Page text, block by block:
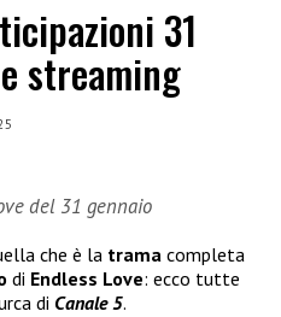
31
streaming
del 31 gennaio
che è la trama completa
di Endless Love: ecco tutte
di Canale 5.